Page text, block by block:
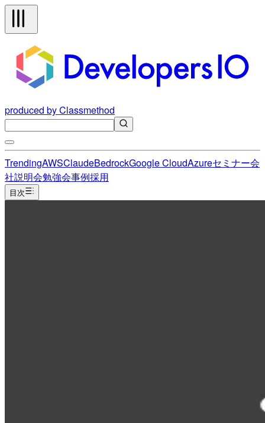
produced by Classmethod
TrendingAWSClaudeBedrockGoogle CloudAzureセミナー会
社説明会勉強会事例採用
目次